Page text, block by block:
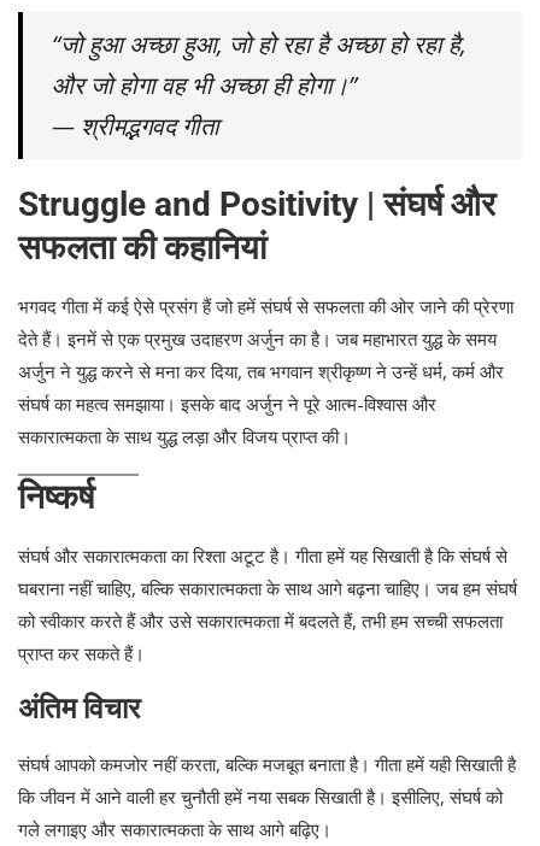
“जो हुआ अच्छा हुआ, जो हो रहा है अच्छा हो रहा है,
और जो होगा वह भी अच्छा ही होगा।”
— श्रीमद्भगवद गीता
Struggle and Positivity | संघर्ष और
सफलता की कहानियां
भगवद गीता में कई ऐसे प्रसंग हैं जो हमें संघर्ष से सफलता की ओर जाने की प्रेरणा
देते हैं। इनमें से एक प्रमुख उदाहरण अर्जुन का है। जब महाभारत युद्ध के समय
अर्जुन ने युद्ध करने से मना कर दिया, तब भगवान श्रीकृष्ण ने उन्हें धर्म, कर्म और
संघर्ष का महत्व समझाया। इसके बाद अर्जुन ने पूरे आत्म-विश्वास और
सकारात्मकता के साथ युद्ध लड़ा और विजय प्राप्त की।
निष्कर्ष
संघर्ष और सकारात्मकता का रिश्ता अटूट है। गीता हमें यह सिखाती है कि संघर्ष से
घबराना नहीं चाहिए, बल्कि सकारात्मकता के साथ आगे बढ़ना चाहिए। जब हम संघर्ष
को स्वीकार करते हैं और उसे सकारात्मकता में बदलते हैं, तभी हम सच्ची सफलता
प्राप्त कर सकते हैं।
अंतिम विचार
संघर्ष आपको कमजोर नहीं करता, बल्कि मजबूत बनाता है। गीता हमें यही सिखाती है
कि जीवन में आने वाली हर चुनौती हमें नया सबक सिखाती है। इसीलिए, संघर्ष को
गले लगाइए और सकारात्मकता के साथ आगे बढ़िए।